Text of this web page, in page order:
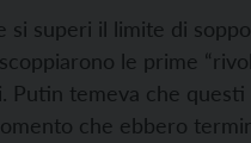
si superi il limite di
le prime
Putin temeva che
che ebbero